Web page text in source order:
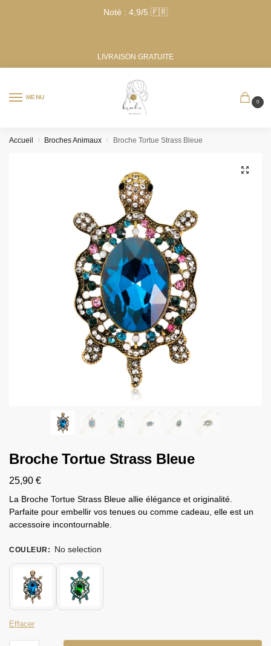
Noté : 4,9/5 🇫🇷
LIVRAISON GRATUITE
MENU
0
Accueil / Broches Animaux / Broche Tortue Strass Bleue​
Broche Tortue Strass Bleue​
25,90 €
La Broche Tortue Strass Bleue allie élégance et originalité.
Parfaite pour embellir vos tenues ou comme cadeau, elle est un
accessoire incontournable.
COULEUR : No selection
Effacer